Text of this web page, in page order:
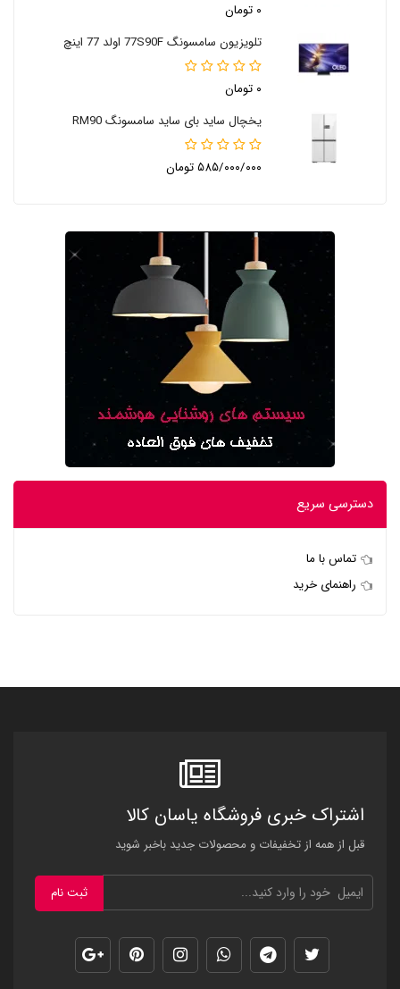
۰ تومان
تلویزیون سامسونگ 77S90F اولد 77 اینچ
۰ تومان
یخچال ساید بای ساید سامسونگ RM90
۵۸۵/۰۰۰/۰۰۰ تومان
دسترسی سریع
تماس با ما
راهنمای خرید
اشتراک خبری فروشگاه یاسان کالا
قبل از همه از تخفیفات و محصولات جدید باخبر شوید
ثبت نام